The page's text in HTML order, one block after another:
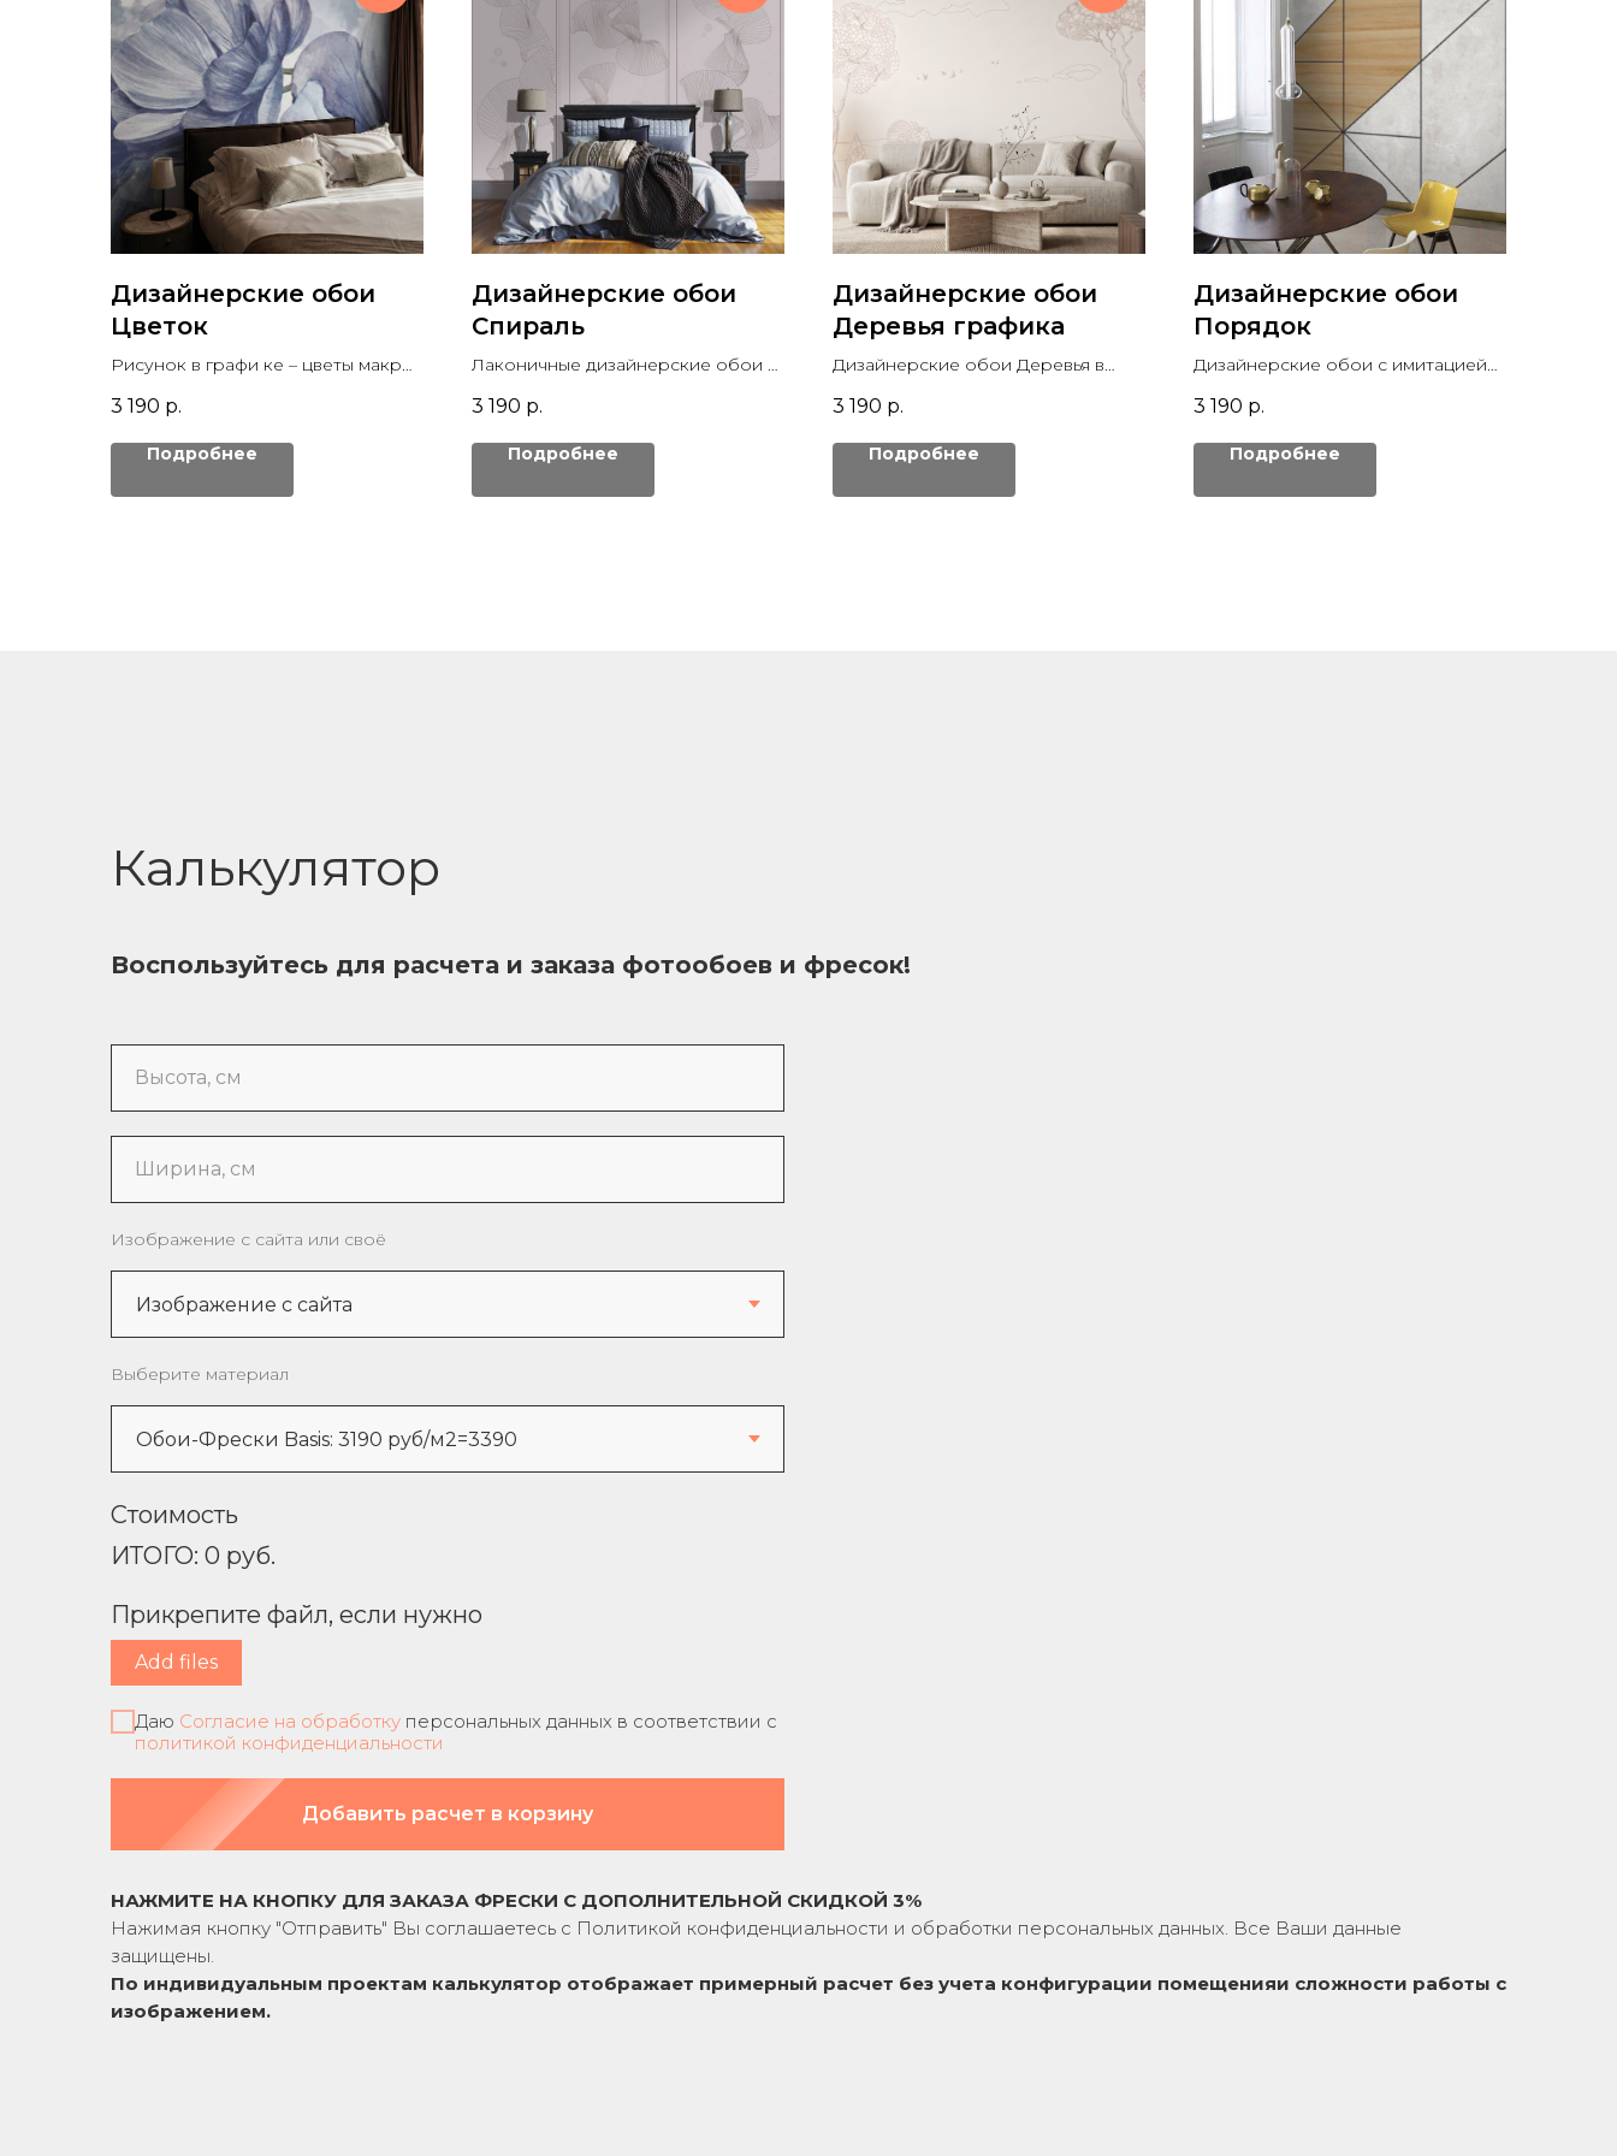
Дизайнерские обои
Цветок
Рисунок в графи ке – цветы макро
3 190 р.
Подробнее
Дизайнерские обои
Спираль
Лаконичные дизайнерские обои с
3 190 р.
Подробнее
Дизайнерские обои
Деревья графика
Дизайнерские обои Деревья в
3 190 р.
Подробнее
Дизайнерские обои
Порядок
Дизайнерские обои с имитацией
3 190 р.
Подробнее
Калькулятор
Воспользуйтесь для расчета и заказа фотообоев и фресок!
Высота, см
Ширина, см
Изображение с сайта или своё
Выберите материал
Стоимость
ИТОГО: 0 руб.
Прикрепите файл, если нужно
Add files
Даю Согласие на обработку персональных данных в соответствии с
политикой конфиденциальности
Добавить расчет в корзину
НАЖМИТЕ НА КНОПКУ ДЛЯ ЗАКАЗА ФРЕСКИ С ДОПОЛНИТЕЛЬНОЙ СКИДКОЙ 3%
Нажимая кнопку "Отправить" Вы соглашаетесь с Политикой конфиденциальности и обработки персональных данных. Все Ваши данные
защищены.
По индивидуальным проектам калькулятор отображает примерный расчет без учета конфигурации помещенияи сложности работы с
изображением.